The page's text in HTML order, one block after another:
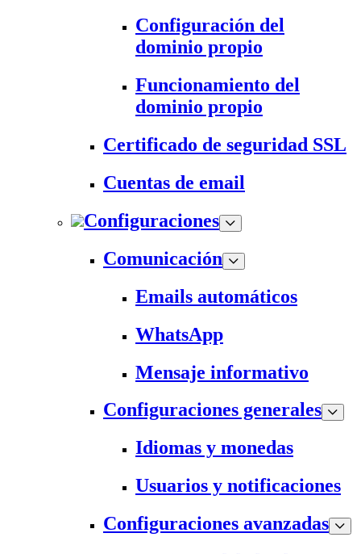
Configuración del
dominio propio
Funcionamiento del
dominio propio
Certificado de seguridad SSL
Cuentas de email
Configuraciones
Comunicación
Emails automáticos
WhatsApp
Mensaje informativo
Configuraciones generales
Idiomas y monedas
Usuarios y notificaciones
Configuraciones avanzadas